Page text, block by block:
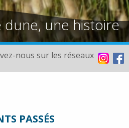
dune, une histoire
nous sur les réseaux
PASSÉS